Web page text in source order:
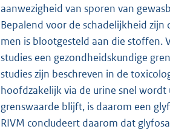
aanwezigheid van sporen van
Bepalend voor de schadelijkheid
men is blootgesteld aan die stoffen.
studies een gezondheidskundige
studies zijn beschreven in de
hoofdzakelijk via de urine snel
grenswaarde blijft, is daarom een
RIVM concludeert daarom dat